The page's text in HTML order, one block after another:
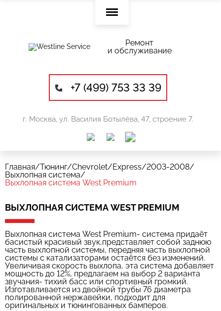
Ремонт
и обслуживание
+7 (499) 753 33 39
г. Москва, ул. Василия Ботылёва, 47, строение 7.
Главная/Тюнинг/Chevrolet/Express/2003-2008/
Выхлопная система/
Выхлопная система West Premium
ВЫХЛОПНАЯ СИСТЕМА WEST PREMIUM
Выхлопная система West Premium- система придаёт
басистый красивый звук,представляет собой заднюю
часть выхлопной системы, передняя часть выхлопной
системы с катализаторами остаётся без изменений.
Увеличивая скорость выхлопа, эта система добавляет
мощность до 12%, предлагаем на выбор 2 варианта
звучания- тихий басс или спортивный громкий.
Изготавливается из двойной трубы 76 диаметра
полированной нержавейки, подходит для
оригинальных и тюнингованных бамперов.